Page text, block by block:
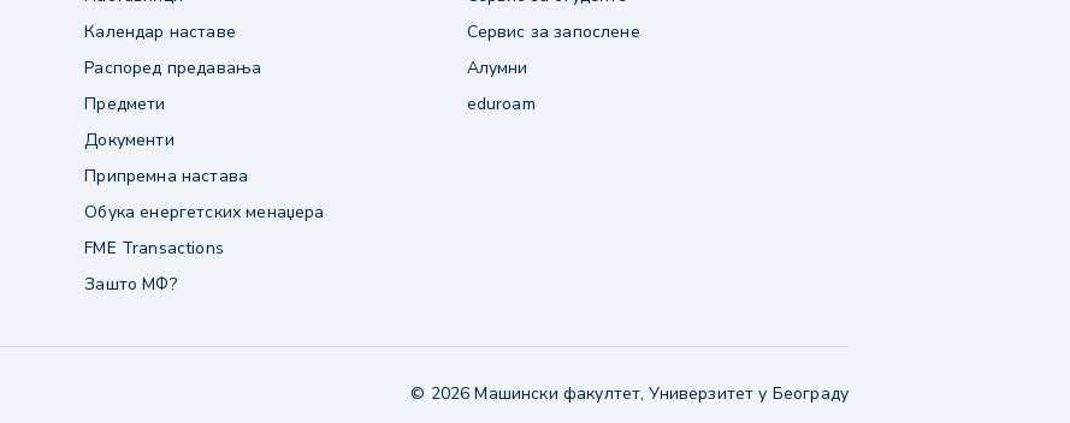
Календар наставе
Распоред предавања
Предмети
Документи
Припремна настава
Обука енергетских менаџера
FME Transactions
Зашто МФ?
Сервис за запослене
Алумни
eduroam
© 2026 Машински факултет, Универзитет у Београду